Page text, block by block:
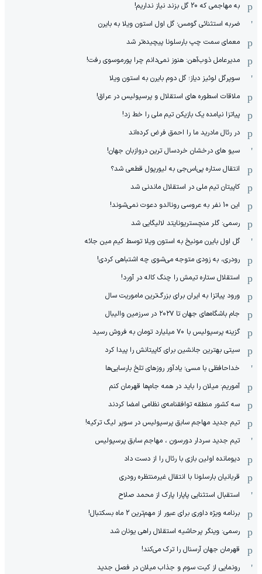
به مهاجمی که 20 گل بزند نیاز نداریم!
ضربه استثنائی گومس؛ گل اول استون ویلا به بایرن
معمای سمت چپ بارسلونا پیچیده‌تر شد
مدیرعامل ذوب‌آهن: هنوز نمی‌دانم چرا پورموسوی رفت!
سوپرگل لوئیز دیاز؛ گل دوم بایرن به استون ویلا
ملاقات اسطوره های استقلال و پرسپولیس در عراق!
پیاتزا نیامده یک بازیکن تیم ملی را خط زد!
در رئال مادرید ما را احمق فرض کرده‌اند
سیو های درخشان خردسال ترین دروازبان جهان!
انتقال ستاره پی‌اس‌جی به لیورپول قطعی شد؟
کاپیتان تیم ملی در استقلال ماندنی شد
این 10 نفر به عروسی رونالدو دعوت نمی‌شوند!
رسمی: گلر منچستریونایتد لالیگایی شد
گل اول بایرن مونیخ به استون ویلا توسط کیم مین جائه
رودری، به زودی متوجه می‌شوی چه اشتباهی کردی!
استقلال ستاره تیمش را چنگ کاله در آورد!
ورود پیاتزا به ایران برای بزرگ‌ترین ماموریت سال
جام باشگاه‌های جهان تا ۲۰۲۷ در سرزمین والیبال
گزینه پرسپولیس با ۷۰ میلیارد تومان به فروش رسید
سیتی بهترین جانشین برای کاپیتانش را پیدا کرد
خداحافظی با مسی؛ یادآور روزهای تلخ بارسایی‌ها
آموریم: میلان را باید در همه جام‌ها قهرمان کنم
سه کشور منطقه توافقنامه‌ی نظامی امضا کردند
تیم جدید مهاجم سابق پرسپولیس در سوپر لیگ ترکیه!
تیم جدید سردار دورسون ، مهاجم سابق پرسپولیس
دیومانده اولین بازی با رئال را از دست داد
قربانیان بارسلونا با انتقال غیرمنتظره رودری
استقبال استثنایی پاپارا پارک از محمد صلاح
برنامه ویژه داوری برای عبور از مهم‌ترین 2 ماه بسکتبال!
رسمی: وینگر پرحاشیه استقلال راهی یونان شد
قهرمان جهان آرسنال را ترک می‌کند!
رونمایی از کیت سوم و جذاب میلان در فصل جدید